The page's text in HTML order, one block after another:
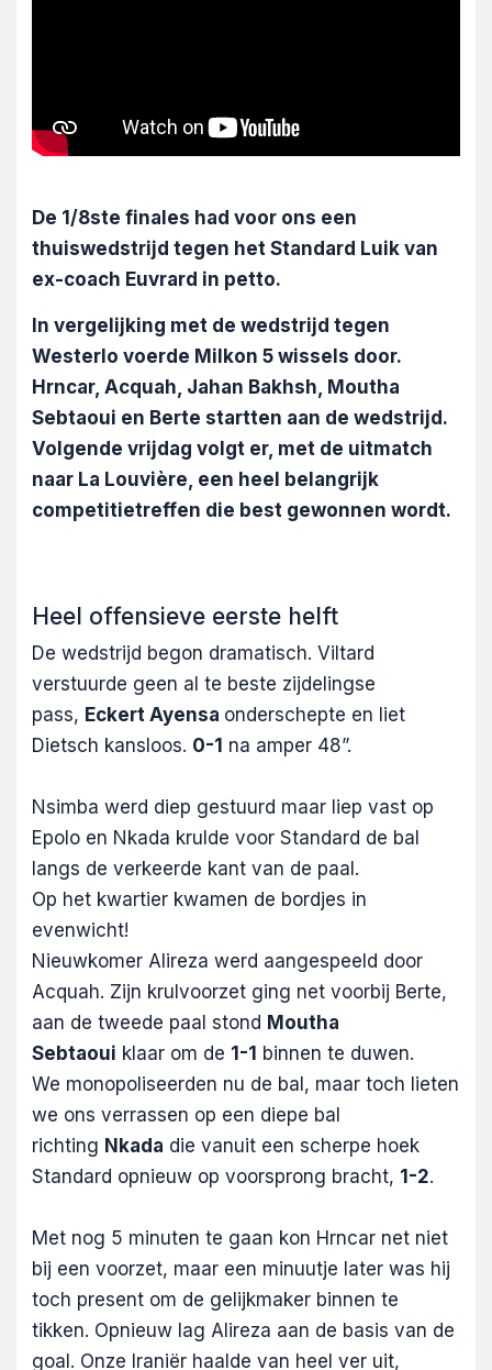
De 1/8ste finales had voor ons een
thuiswedstrijd tegen het Standard Luik van
ex-coach Euvrard in petto.
In vergelijking met de wedstrijd tegen
Westerlo voerde Milkon 5 wissels door.
Hrncar, Acquah, Jahan Bakhsh, Moutha
Sebtaoui en Berte startten aan de wedstrijd.
Volgende vrijdag volgt er, met de uitmatch
naar La Louvière, een heel belangrijk
competitietreffen die best gewonnen wordt.
Heel offensieve eerste helft
De wedstrijd begon dramatisch. Viltard
verstuurde geen al te beste zijdelingse
pass, Eckert Ayensa onderschepte en liet
Dietsch kansloos. 0-1 na amper 48”.
Nsimba werd diep gestuurd maar liep vast op
Epolo en Nkada krulde voor Standard de bal
langs de verkeerde kant van de paal.
Op het kwartier kwamen de bordjes in
evenwicht!
Nieuwkomer Alireza werd aangespeeld door
Acquah. Zijn krulvoorzet ging net voorbij Berte,
aan de tweede paal stond Moutha
Sebtaoui klaar om de 1-1 binnen te duwen.
We monopoliseerden nu de bal, maar toch lieten
we ons verrassen op een diepe bal
richting Nkada die vanuit een scherpe hoek
Standard opnieuw op voorsprong bracht, 1-2.
Met nog 5 minuten te gaan kon Hrncar net niet
bij een voorzet, maar een minuutje later was hij
toch present om de gelijkmaker binnen te
tikken. Opnieuw lag Alireza aan de basis van de
goal. Onze Iraniër haalde van heel ver uit,